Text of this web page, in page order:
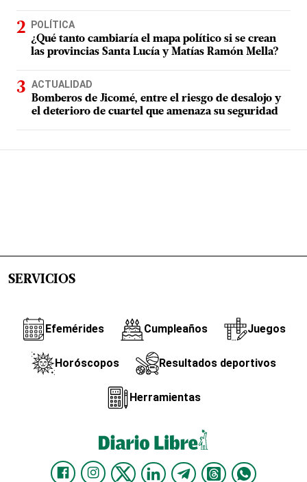
POLÍTICA
¿Qué tanto cambiaría el mapa político si se crean
las provincias Santa Lucía y Matías Ramón Mella?
ACTUALIDAD
Bomberos de Jicomé, entre el riesgo de desalojo y
el deterioro de cuartel que amenaza su seguridad
SERVICIOS
Efemérides Cumpleaños Juegos
Horóscopos Resultados deportivos
Herramientas